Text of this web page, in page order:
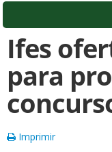
Ifes
para
Imprimir